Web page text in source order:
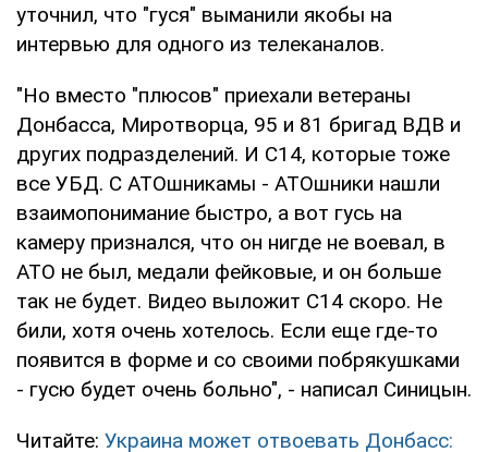
уточнил, что "гуся" выманили якобы на
интервью для одного из телеканалов.
"Но вместо "плюсов" приехали ветераны
Донбасса, Миротворца, 95 и 81 бригад ВДВ и
других подразделений. И С14, которые тоже
все УБД. С АТОшникамы - АТОшники нашли
взаимопонимание быстро, а вот гусь на
камеру признался, что он нигде не воевал, в
АТО не был, медали фейковые, и он больше
так не будет. Видео выложит С14 скоро. Не
били, хотя очень хотелось. Если еще где-то
появится в форме и со своими побрякушками
- гусю будет очень больно", - написал Синицын.
Читайте: Украина может отвоевать Донбасс: